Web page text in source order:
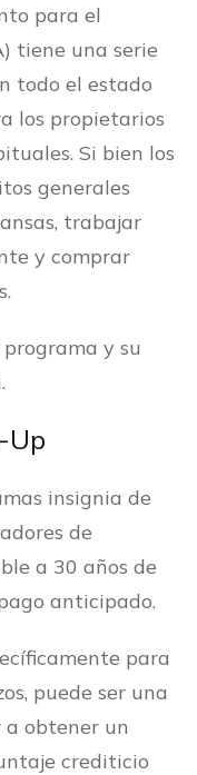
para el
tiene una serie
todo el estado
los propietarios
Si bien los
generales
trabajar
y comprar
y su
Up
insignia de
de
a 30 años de
anticipado.
para
puede ser una
obtener un
crediticio